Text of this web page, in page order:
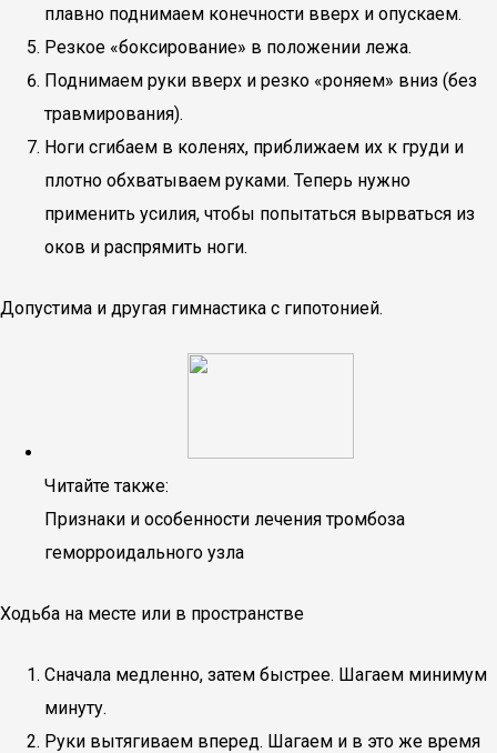
плавно поднимаем конечности вверх и опускаем.
Резкое «боксирование» в положении лежа.
Поднимаем руки вверх и резко «роняем» вниз (без
травмирования).
Ноги сгибаем в коленях, приближаем их к груди и
плотно обхватываем руками. Теперь нужно
применить усилия, чтобы попытаться вырваться из
оков и распрямить ноги.
Допустима и другая гимнастика с гипотонией.
Читайте также:
Признаки и особенности лечения тромбоза
геморроидального узла
Ходьба на месте или в пространстве
Сначала медленно, затем быстрее. Шагаем минимум
минуту.
Руки вытягиваем вперед. Шагаем и в это же время